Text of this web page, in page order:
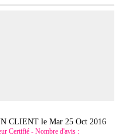
CLIENT leMar 25 Oct 2016
Certifié - Nombre d'avis :